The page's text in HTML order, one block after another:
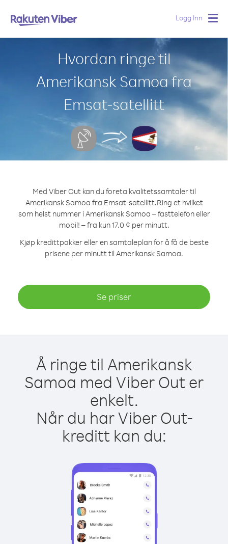
Logg Inn
Hvordan ringe til
Amerikansk Samoa fra
Emsat-satellitt
Med Viber Out kan du foreta kvalitetssamtaler til
Amerikansk Samoa fra Emsat-satellitt.Ring et hvilket
som helst nummer i Amerikansk Samoa – fasttelefon eller
mobil! – fra kun 17.0 ¢ per minutt.
Kjøp kredittpakker eller en samtaleplan for å få de beste
prisene per minutt til Amerikansk Samoa.
Se priser
Å ringe til Amerikansk
Samoa med Viber Out er
enkelt.
Når du har Viber Out-
kreditt kan du: